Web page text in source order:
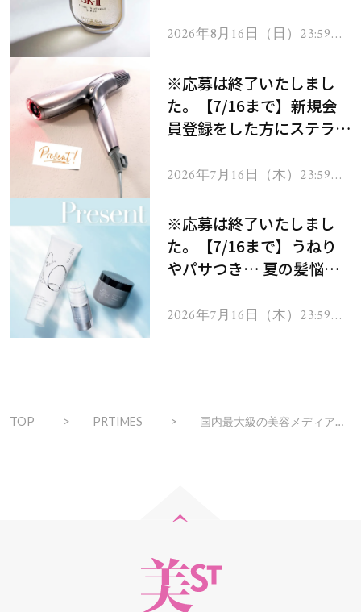
2026年8月16日（日）23:59ま
※応募は終了いたしまし
た。【7/16まで】新規会
員登録をした方にステラボ
ヘアドライヤー ジュエル
2026年7月16日（木）23:59ま
※応募は終了いたしまし
た。【7/16まで】うねり
やパサつき… 夏の髪悩み
ムを13名様にプレゼン
2026年7月16日（木）23:59ま
TOP PRTIMES 国内最大級の美容メディア「EMME」を運営するgracemodeが、SNSバズ投稿の知見を集約した縦型動画制作サービス「MOVIE LAB（ムービーラボ）」を提供開始